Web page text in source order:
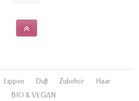
Lippen Duft Zubehör
Haar
BIO & VEGAN